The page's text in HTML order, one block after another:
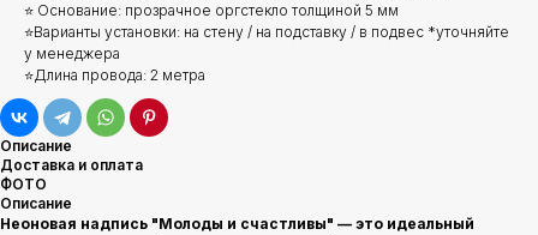
⭐ Основание: прозрачное оргстекло толщиной 5 мм
⭐Варианты установки: на стену / на подставку / в подвес *уточняйте
у менеджера
⭐Длина провода: 2 метра
Описание
Доставка и оплата
ФОТО
Описание
Неоновая надпись "Молоды и счастливы" — это идеальный